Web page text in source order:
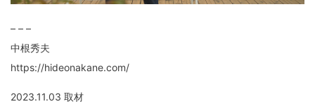
– – –
中根秀夫
https://hideonakane.com/
2023.11.03 取材